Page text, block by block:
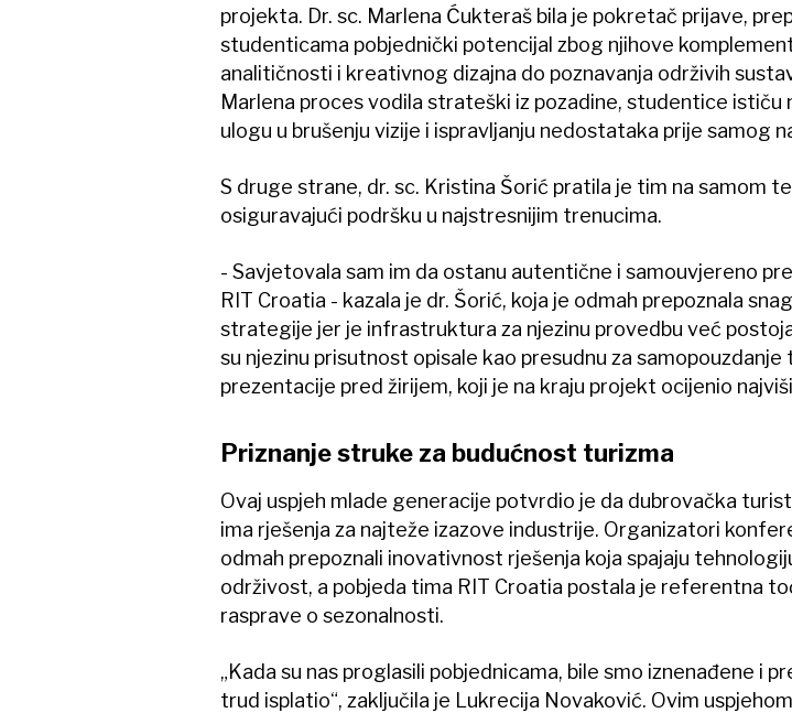
projekta. Dr. sc. Marlena Ćukteraš bila je pokretač prijave,
studenticama pobjednički potencijal zbog njihove
analitičnosti i kreativnog dizajna do poznavanja održivih
Marlena proces vodila strateški iz pozadine, studentice ističu
ulogu u brušenju vizije i ispravljanju nedostataka prije samog
S druge strane, dr. sc. Kristina Šorić pratila je tim na samom
osiguravajući podršku u najstresnijim trenucima.
- Savjetovala sam im da ostanu autentične i samouvjereno
RIT Croatia - kazala je dr. Šorić, koja je odmah prepoznala
strategije jer je infrastruktura za njezinu provedbu već
su njezinu prisutnost opisale kao presudnu za samopouzdanje
prezentacije pred žirijem, koji je na kraju projekt ocijenio
Priznanje struke za budućnost turizma
Ovaj uspjeh mlade generacije potvrdio je da dubrovačka
ima rješenja za najteže izazove industrije. Organizatori
odmah prepoznali inovativnost rješenja koja spajaju
održivost, a pobjeda tima RIT Croatia postala je referentna
rasprave o sezonalnosti.
„Kada su nas proglasili pobjednicama, bile smo iznenađene i
trud isplatio“, zaključila je Lukrecija Novaković. Ovim